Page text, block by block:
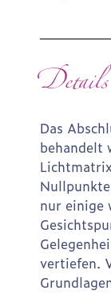
Details
Das
behandelt
nur einige
vertiefen.